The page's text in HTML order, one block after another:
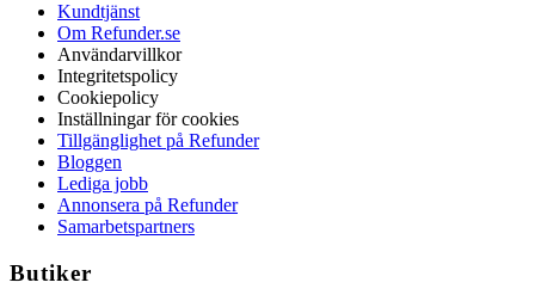
Kundtjänst
Om Refunder.se
Användarvillkor
Integritetspolicy
Cookiepolicy
Inställningar för cookies
Tillgänglighet på Refunder
Bloggen
Lediga jobb
Annonsera på Refunder
Samarbetspartners
Butiker